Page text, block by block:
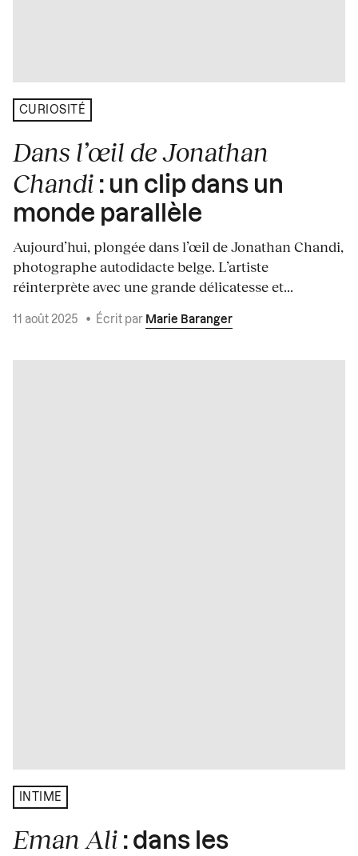
CURIOSITÉ
Dans l’œil de Jonathan
Chandi : un clip dans un
monde parallèle
Aujourd’hui, plongée dans l’œil de Jonathan Chandi,
photographe autodidacte belge. L’artiste
réinterprète avec une grande délicatesse et...
11 août 2025 • Écrit par Marie Baranger
INTIME
Eman Ali : dans les